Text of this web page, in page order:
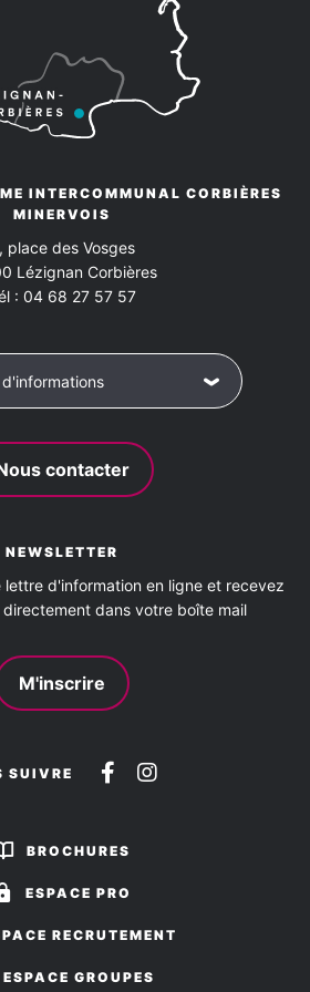
à 12h00 et 14h00 à
Samedi
à 12h00 et 14h00 à
18h00
à 12h00 et 14h00 à
18h00
INTERCOMMUNAL CORBIÈRES
MINERVOIS
place des Vosges
Lézignan Corbières
: 04 68 27 57 57
contacter
NEWSLETTER
d'information en ligne et recevez
dans votre boîte mail
M'inscrire
SUIVRE
Suivez-
sur
Suivez-
BROCHURES
ESPACE PRO
RECRUTEMENT
ESPACE GROUPES